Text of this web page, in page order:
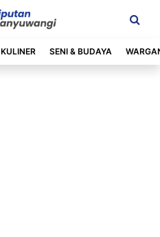
KULINER SENI & BUDAYA